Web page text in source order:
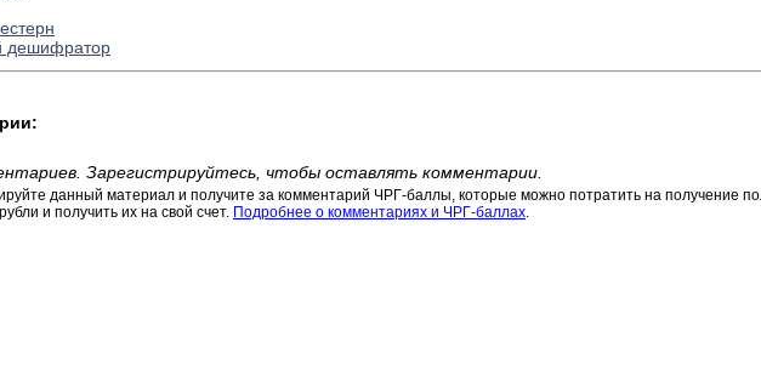
дешифратор
Зарегистрируйтесь, чтобы оставлять комментарии.
данный материал и получите за комментарий ЧРГ-баллы, которые можно потратить на получение
и получить их на свой счет. Подробнее о комментариях и ЧРГ-баллах.